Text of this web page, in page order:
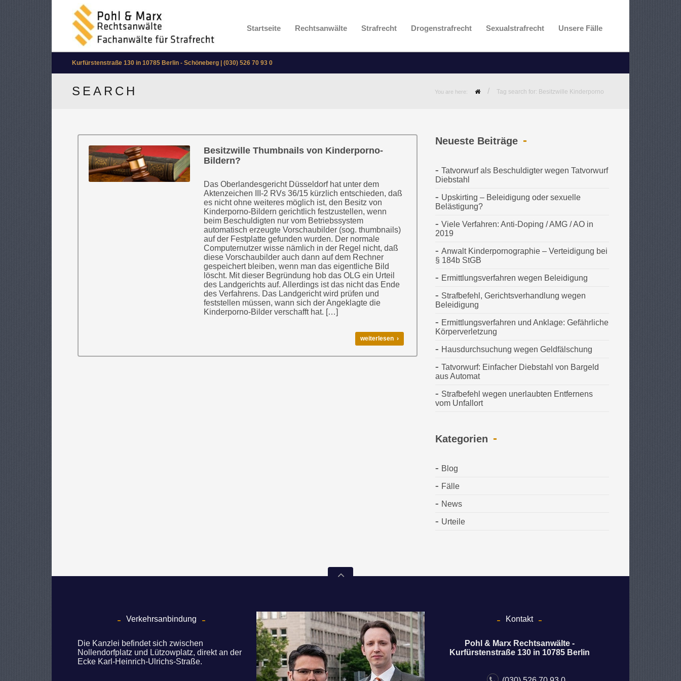
Startseite Rechtsanwälte Strafrecht Drogenstrafrecht Sexualstrafrecht Unsere Fälle
Kurfürstenstraße 130 in 10785 Berlin - Schöneberg | (030) 526 70 93 0
SEARCH You are here: / Tag search for: Besitzwille Kinderporno
Besitzwille Thumbnails von Kinderporno-
Bildern?
Das Oberlandesgericht Düsseldorf hat unter dem
Aktenzeichen III-2 RVs 36/15 kürzlich entschieden, daß
es nicht ohne weiteres möglich ist, den Besitz von
Kinderporno-Bildern gerichtlich festzustellen, wenn
beim Beschuldigten nur vom Betriebssystem
automatisch erzeugte Vorschaubilder (sog. thumbnails)
auf der Festplatte gefunden wurden. Der normale
Computernutzer wisse nämlich in der Regel nicht, daß
diese Vorschaubilder auch dann auf dem Rechner
gespeichert bleiben, wenn man das eigentliche Bild
löscht. Mit dieser Begründung hob das OLG ein Urteil
des Landgerichts auf. Allerdings ist das nicht das Ende
des Verfahrens. Das Landgericht wird prüfen und
feststellen müssen, wann sich der Angeklagte die
Kinderporno-Bilder verschafft hat. […]
weiterlesen ›
Neueste Beiträge
Tatvorwurf als Beschuldigter wegen Tatvorwurf
Diebstahl
Upskirting – Beleidigung oder sexuelle
Belästigung?
Viele Verfahren: Anti-Doping / AMG / AO in
2019
Anwalt Kinderpornographie – Verteidigung bei
§ 184b StGB
Ermittlungsverfahren wegen Beleidigung
Strafbefehl, Gerichtsverhandlung wegen
Beleidigung
Ermittlungsverfahren und Anklage: Gefährliche
Körperverletzung
Hausdurchsuchung wegen Geldfälschung
Tatvorwurf: Einfacher Diebstahl von Bargeld
aus Automat
Strafbefehl wegen unerlaubten Entfernens
vom Unfallort
Kategorien
Blog
Fälle
News
Urteile
Verkehrsanbindung
Die Kanzlei befindet sich zwischen
Nollendorfplatz und Lützowplatz, direkt an der
Ecke Karl-Heinrich-Ulrichs-Straße.
Kontakt
Pohl & Marx Rechtsanwälte -
Kurfürstenstraße 130 in 10785 Berlin